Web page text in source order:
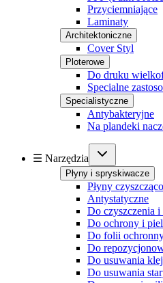
Przyciemniające
Laminaty
Architektoniczne
Cover Styl
Ploterowe
Do druku
Specialne
Specialistyczne
Antybakteryjne
Na plandeki
☰ Narzędzia
Płyny i spryskiwacze
Płyny
Antystatyczne
Do czyszczenia
Do ochrony i
Do folii
Do
Do usuwania
Do usuwania